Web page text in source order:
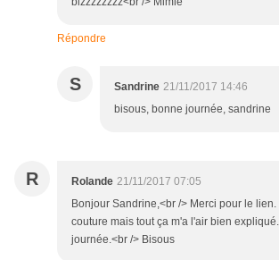
Répondre
S Sandrine 21/11/2017 14:46
bisous, bonne journée, sandrine
R Rolande 21/11/2017 07:05
Bonjour Sandrine,<br /> Merci pour le
couture mais tout ça m'a l'air bien
journée.<br /> Bisous